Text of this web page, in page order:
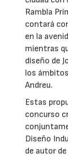
Rambla
contará
en la
mientras
diseño de
los
Andreu.
Estas
concurso
Diseño
de autor